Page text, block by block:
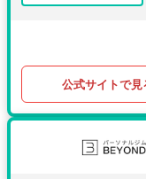
公式サイトで見